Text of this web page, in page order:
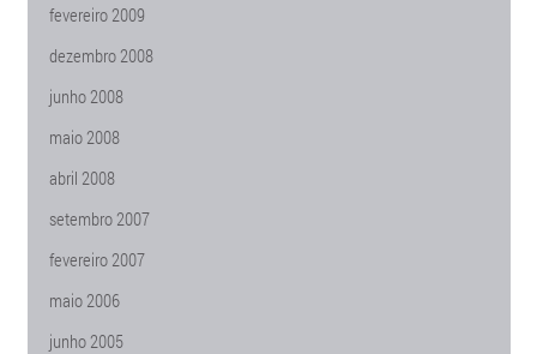
fevereiro 2009
dezembro 2008
junho 2008
maio 2008
abril 2008
setembro 2007
fevereiro 2007
maio 2006
junho 2005